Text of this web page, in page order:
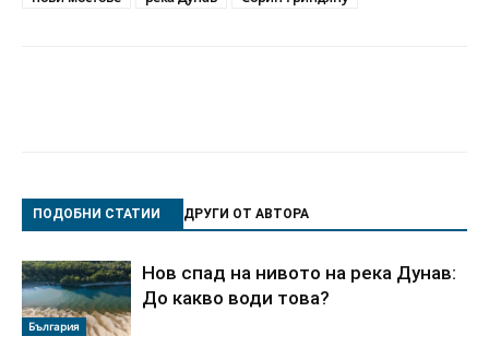
ПОДОБНИ СТАТИИ ДРУГИ ОТ АВТОРА
България
Нов спад на нивото на река Дунав:
До какво води това?